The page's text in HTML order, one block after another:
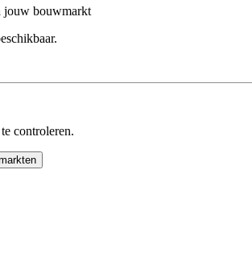
jouw bouwmarkt
controleren.